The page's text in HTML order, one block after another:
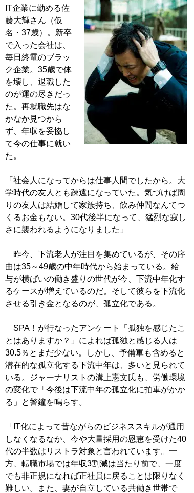
IT企業に勤める佐
藤大輝さん（仮
名・37歳）。新卒
で入った会社は、
毎日終電のブラッ
ク企業。35歳で体
を壊し、退職した
のが運の尽きだっ
た。再就職先はな
かなか見つから
ず、年収を妥協し
て今の仕事に就い
た。
「社会人になってからは仕事人間でしたから。大
学時代の友人とも疎遠になっていた。気づけば周
りの友人は結婚して家族持ち、飲み仲間なんてつ
くるお金もない。30代後半になって、猛烈な寂し
さに襲われるようになりました」
昨今、下流老人が注目を集めているが、その序
曲は35～49歳の中年時代から始まっている。給
与が横ばいの働き盛りの世代が今、下流中年化す
るケースが増えているのだ。そして彼らを下流化
させる引き金となるのが、孤立化である。
SPA！が行なったアンケート「孤独を感じたこ
とはありますか？」によれば孤独と感じる人は
30.5％とまだ少ない。しかし、予備軍も含めると
潜在的な孤立化する下流中年は、多いと見られて
いる。ジャーナリストの溝上憲文氏も、労働環境
の変化で「今後は下流中年の孤立化に拍車がかか
る」と警鐘を鳴らす。
「IT化によって昔ながらのビジネススキルが通用
しなくなるなか、今や大量採用の恩恵を受けた40
代の半数はリストラ対象と言われています。一
方、転職市場では年収3割減は当たり前で、一度
でも非正規になれば正社員に戻ることは限りなく
難しい。また、妻が自立している共働き世帯で